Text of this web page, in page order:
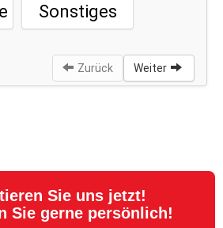
Sie uns jetzt!
Sie gerne persönlich!